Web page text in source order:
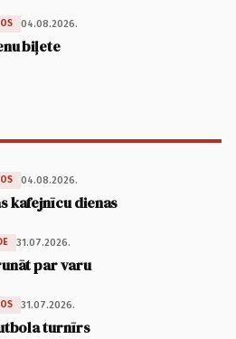
04.08.2026.
biļete
04.08.2026.
kafejnīcu dienas
31.07.2026.
par varu
31.07.2026.
turnīrs